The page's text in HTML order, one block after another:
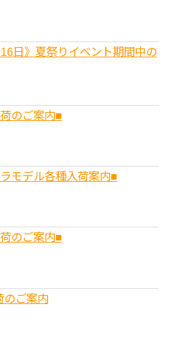
日》夏祭りイベント期間中の
のご案内■
モデル各種入荷案内■
のご案内■
のご案内